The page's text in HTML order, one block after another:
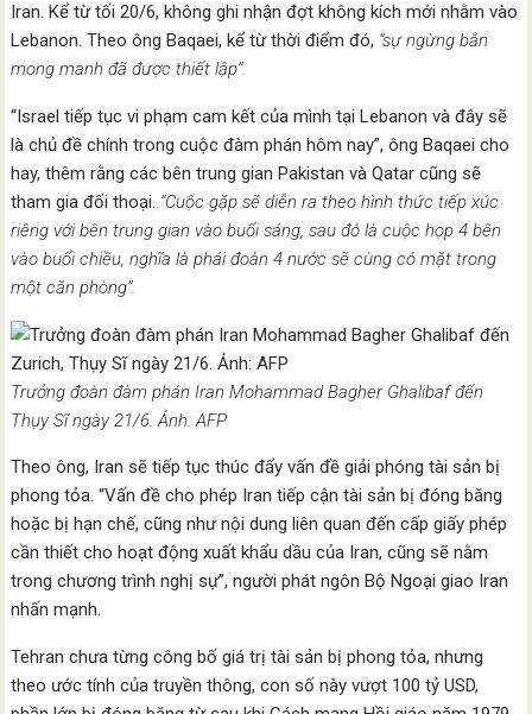
Iran. Kể từ tối 20/6, không ghi nhận đợt không kích mới nhằm vào
Lebanon. Theo ông Baqaei, kể từ thời điểm đó, “sự ngừng bắn
mong manh đã được thiết lập”.
“Israel tiếp tục vi phạm cam kết của mình tại Lebanon và đây sẽ
là chủ đề chính trong cuộc đàm phán hôm nay”, ông Baqaei cho
hay, thêm rằng các bên trung gian Pakistan và Qatar cũng sẽ
tham gia đối thoại. “Cuộc gặp sẽ diễn ra theo hình thức tiếp xúc
riêng với bên trung gian vào buổi sáng, sau đó là cuộc họp 4 bên
vào buổi chiều, nghĩa là phái đoàn 4 nước sẽ cùng có mặt trong
một căn phòng”.
Trưởng đoàn đàm phán Iran Mohammad Bagher Ghalibaf đến
Thụy Sĩ ngày 21/6. Ảnh: AFP
Theo ông, Iran sẽ tiếp tục thúc đẩy vấn đề giải phóng tài sản bị
phong tỏa. “Vấn đề cho phép Iran tiếp cận tài sản bị đóng băng
hoặc bị hạn chế, cũng như nội dung liên quan đến cấp giấy phép
cần thiết cho hoạt động xuất khẩu dầu của Iran, cũng sẽ nằm
trong chương trình nghị sự”, người phát ngôn Bộ Ngoại giao Iran
nhấn mạnh.
Tehran chưa từng công bố giá trị tài sản bị phong tỏa, nhưng
theo ước tính của truyền thông, con số này vượt 100 tỷ USD,